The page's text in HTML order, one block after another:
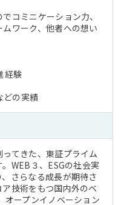
コミニケーション力、
ワーク、他者への想い
経験
どの実績
てきた、東証プライム
WEB３、ESGの社会実
さらなる成長が期待さ
技術をもつ国内外のベ
オープンイノベーション